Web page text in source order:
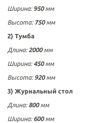
Ширина: 950 мм
Высота: 750 мм
2) Тумба
Длина: 2000 мм
Ширина: 450 мм
Высота: 920мм
3) Журнальный стол
Длина: 800 мм
Ширина: 600 мм